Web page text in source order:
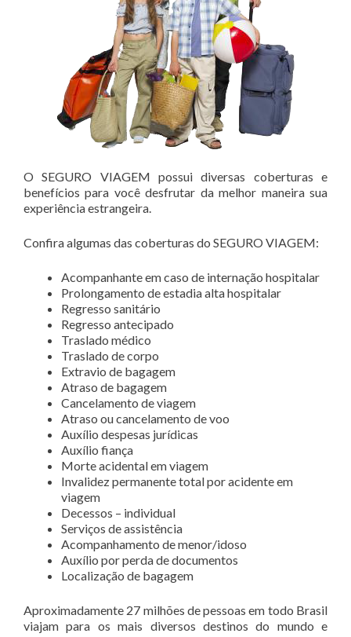
O SEGURO VIAGEM possui diversas coberturas e
benefícios para você desfrutar da melhor maneira sua
experiência estrangeira.
Confira algumas das coberturas do SEGURO VIAGEM:
Acompanhante em caso de internação hospitalar
Prolongamento de estadia alta hospitalar
Regresso sanitário
Regresso antecipado
Traslado médico
Traslado de corpo
Extravio de bagagem
Atraso de bagagem
Cancelamento de viagem
Atraso ou cancelamento de voo
Auxílio despesas jurídicas
Auxílio fiança
Morte acidental em viagem
Invalidez permanente total por acidente em
viagem
Decessos – individual
Serviços de assistência
Acompanhamento de menor/idoso
Auxílio por perda de documentos
Localização de bagagem
Aproximadamente 27 milhões de pessoas em todo Brasil
viajam para os mais diversos destinos do mundo e